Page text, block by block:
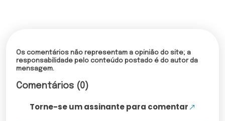
Os comentários não representam a opinião do site; a
responsabilidade pelo conteúdo postado é do autor da
mensagem.
Comentários (0)
Torne-se um assinante para comentar